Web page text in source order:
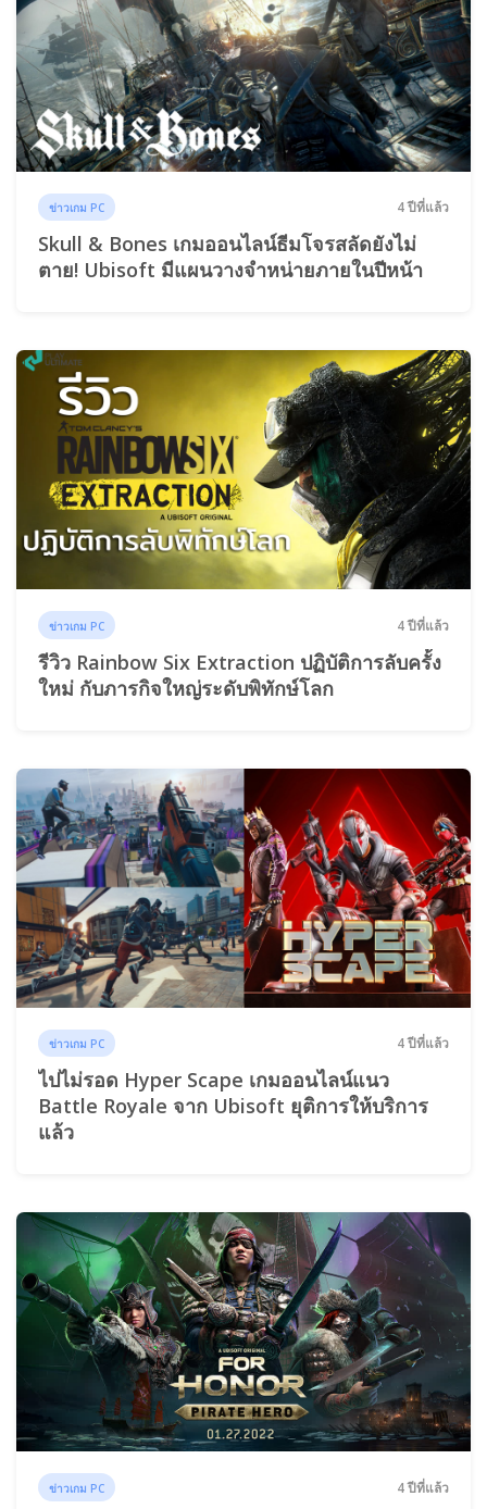
ข่าวเกม PC 4 ปีที่แล้ว
Skull & Bones เกมออนไลน์ธีมโจรสลัดยังไม่
ตาย! Ubisoft มีแผนวางจำหน่ายภายในปีหน้า
ข่าวเกม PC 4 ปีที่แล้ว
รีวิว Rainbow Six Extraction ปฏิบัติการลับครั้ง
ใหม่ กับภารกิจใหญ่ระดับพิทักษ์โลก
ข่าวเกม PC 4 ปีที่แล้ว
ไปไม่รอด Hyper Scape เกมออนไลน์แนว
Battle Royale จาก Ubisoft ยุติการให้บริการ
แล้ว
ข่าวเกม PC 4 ปีที่แล้ว